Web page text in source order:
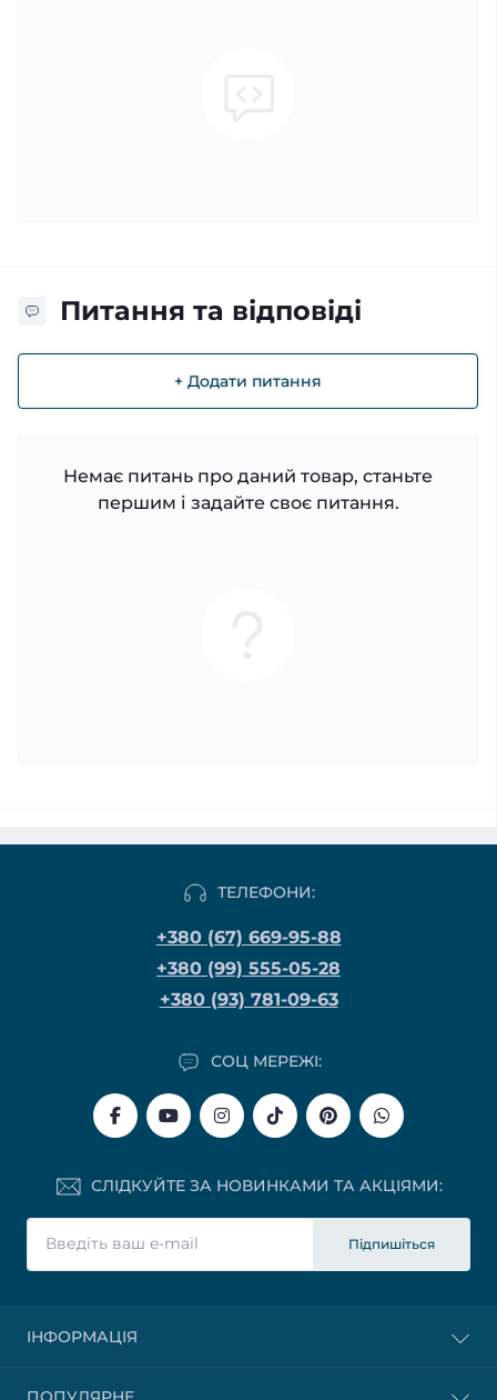
Питання та відповіді
+ Додати питання
Немає питань про даний товар, станьте
першим і задайте своє питання.
ТЕЛЕФОНИ:
+380 (67) 669-95-88
+380 (99) 555-05-28
+380 (93) 781-09-63
СОЦ МЕРЕЖІ:
СЛІДКУЙТЕ ЗА НОВИНКАМИ ТА АКЦІЯМИ:
Підпишіться
ІНФОРМАЦІЯ